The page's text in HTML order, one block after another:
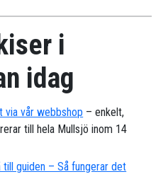
i
idag
via vår webbshop – enkelt,
till hela Mullsjö inom 14
till guiden – Så fungerar det